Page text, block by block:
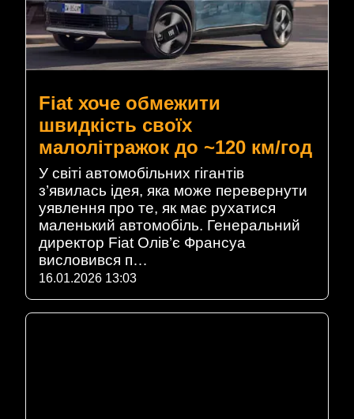
Fiat хоче обмежити
швидкість своїх
малолітражок до ~120 км/год
У світі автомобільних гігантів
з’явилась ідея, яка може перевернути
уявлення про те, як має рухатися
маленький автомобіль. Генеральний
директор Fiat Олів’є Франсуа
висловився п…
16.01.2026 13:03